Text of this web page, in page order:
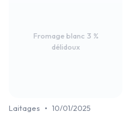
Fromage blanc 3 %
délidoux
Laitages • 10/01/2025